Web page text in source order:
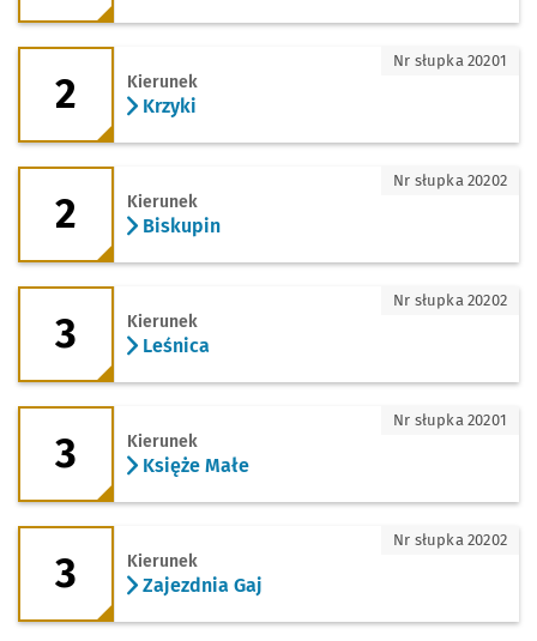
2 - kierunek Krzyki
2 Kierunek
Krzyki
Nr słupka 20201
2 - kierunek Biskupin
2 Kierunek
Biskupin
Nr słupka 20202
3 - kierunek Leśnica
3 Kierunek
Leśnica
Nr słupka 20202
3 - kierunek Księże Małe
3 Kierunek
Księże Małe
Nr słupka 20201
3 - kierunek Zajezdnia Gaj
3 Kierunek
Zajezdnia Gaj
Nr słupka 20202